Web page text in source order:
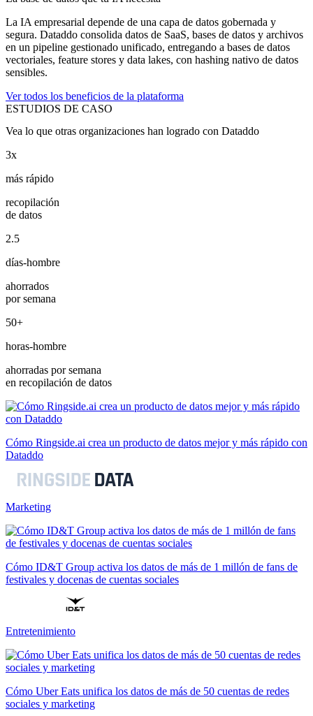
La IA empresarial depende de una capa de datos gobernada y
segura. Dataddo consolida datos de SaaS, bases de datos y archivos
en un pipeline gestionado unificado, entregando a bases de datos
vectoriales, feature stores y data lakes, con hashing nativo de datos
sensibles.
Ver todos los beneficios de la plataforma
ESTUDIOS DE CASO
Vea lo que otras organizaciones han logrado con Dataddo
3x
más rápido
recopilación
de datos
2.5
días-hombre
ahorrados
por semana
50+
horas-hombre
ahorradas por semana
en recopilación de datos
Cómo Ringside.ai crea un producto de datos mejor y más rápido con
Dataddo
Marketing
Cómo ID&T Group activa los datos de más de 1 millón de fans de
festivales y docenas de cuentas sociales
Entretenimiento
Cómo Uber Eats unifica los datos de más de 50 cuentas de redes
sociales y marketing